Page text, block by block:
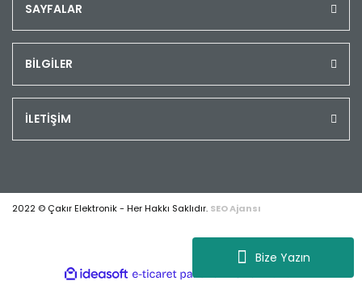
Bize Yazın
SAYFALAR
BİLGİLER
İLETİŞİM
2022 © Çakır Elektronik - Her Hakkı Saklıdır. SEO Ajansı
ideasoft